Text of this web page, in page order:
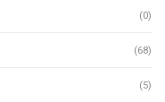
(0)
(68)
(5)